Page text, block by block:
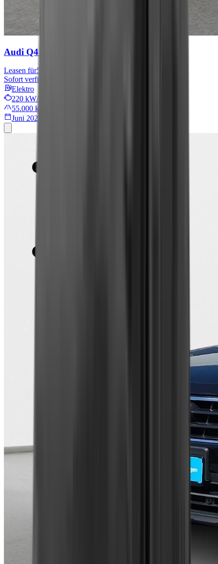
Audi Q4 e-tron
Leasen für567 € mtl.
Sofort verfügbar
Elektro
220 kW/299 PS
55.000 km
Juni 2022